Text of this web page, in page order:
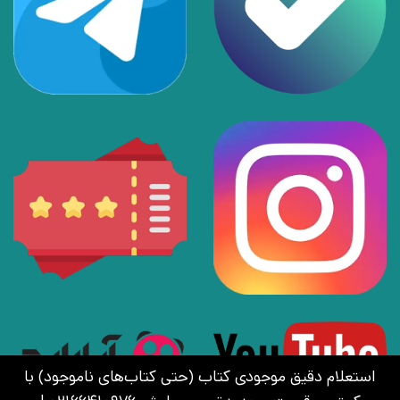
استعلام دقیق موجودی کتاب (حتی کتاب‌های ناموجود) با